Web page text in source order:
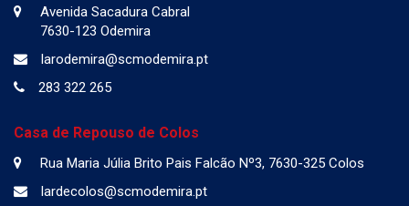
Avenida Sacadura Cabral
7630-123 Odemira
larodemira@scmodemira.pt
283 322 265
Casa de Repouso de Colos
Rua Maria Júlia Brito Pais Falcão Nº3, 7630-325 Colos
lardecolos@scmodemira.pt